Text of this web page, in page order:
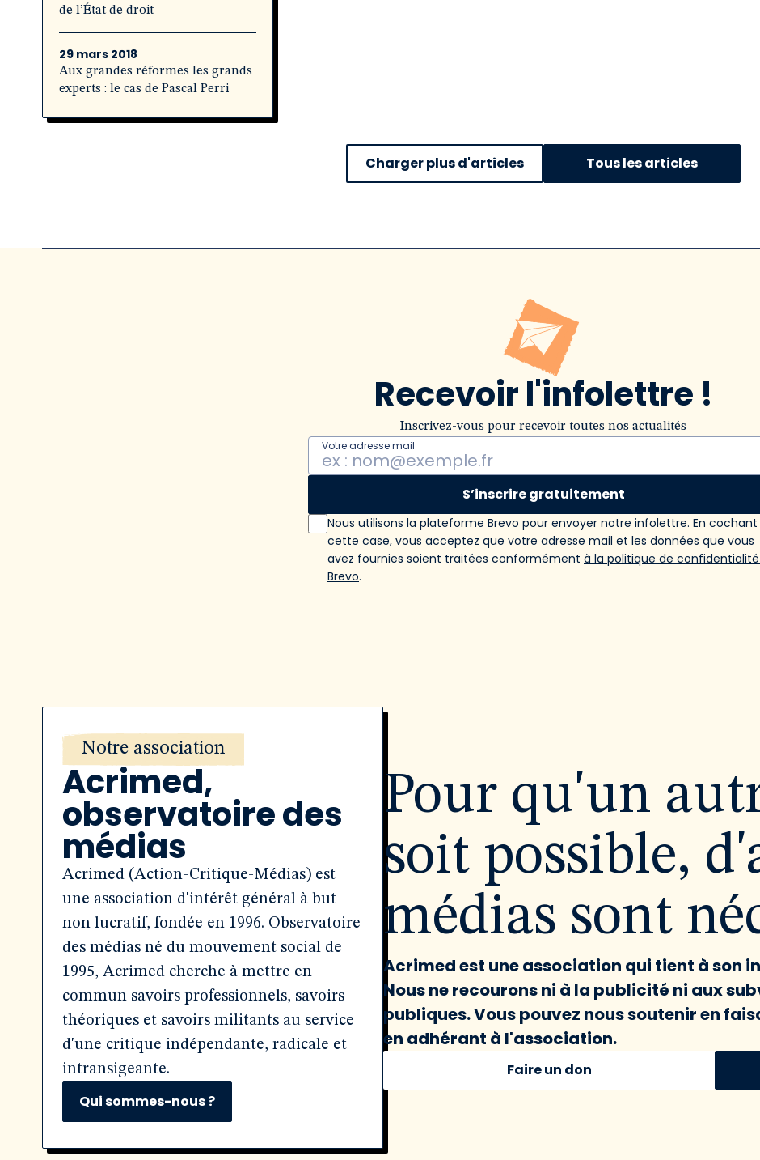
de l’État de droit
29 mars 2018
Aux grandes réformes les grands
experts : le cas de Pascal Perri
Charger plus d'articles Tous les articles
Recevoir l'infolettre !
Inscrivez-vous pour recevoir toutes nos actualités
Votre adresse mail
S’inscrire gratuitement
Nous utilisons la plateforme Brevo pour envoyer notre infolettre. En cochant
cette case, vous acceptez que votre adresse mail et les données que vous
avez fournies soient traitées conformément à la politique de
Brevo.
Notre association
Acrimed,
observatoire des
médias
Acrimed (Action-Critique-Médias) est
une association d'intérêt général à but
non lucratif, fondée en 1996. Observatoire
des médias né du mouvement social de
1995, Acrimed cherche à mettre en
commun savoirs professionnels, savoirs
théoriques et savoirs militants au service
d'une critique indépendante, radicale et
intransigeante.
Qui sommes-nous ?
Pour qu'un
soit possible,
médias sont
Acrimed est une association qui tient à son
Nous ne recourons ni à la publicité ni aux
publiques. Vous pouvez nous soutenir en
en adhérant à l'association.
Faire un don